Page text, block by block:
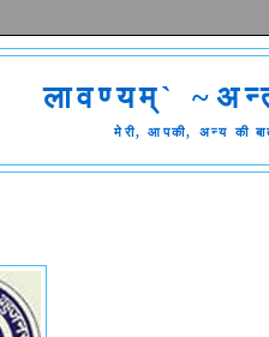
लावण्यम्`
मेरी, आपकी, अन्य की